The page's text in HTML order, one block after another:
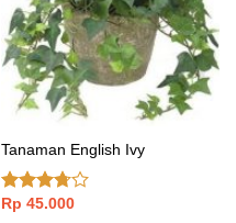
Tanaman English Ivy
Dinilai
Rp 45.000